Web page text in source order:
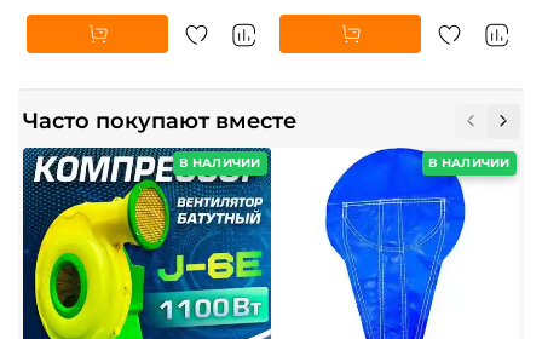
Часто покупают вместе
В НАЛИЧИИ В НАЛИЧИИ